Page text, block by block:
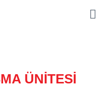
ÜNİTESİ